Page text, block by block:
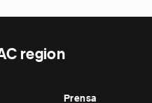
region
Prensa